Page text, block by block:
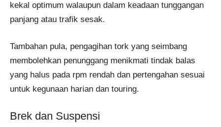
kekal optimum walaupun dalam keadaan tunggangan
panjang atau trafik sesak.
Tambahan pula, pengagihan tork yang seimbang
membolehkan penunggang menikmati tindak balas
yang halus pada rpm rendah dan pertengahan sesuai
untuk kegunaan harian dan touring.
Brek dan Suspensi